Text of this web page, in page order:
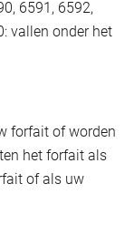
6591, 6592,
vallen onder het
forfait of worden
het forfait als
of als uw